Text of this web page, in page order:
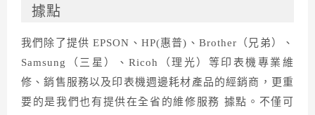
據點
我們除了提供 EPSON、HP(惠普)、Brother（兄弟）、
Samsung（三星）、Ricoh（理光）等印表機專業維
修、銷售服務以及印表機週邊耗材產品的經銷商，更重
要的是我們也有提供在全省的維修服務 據點。不僅可